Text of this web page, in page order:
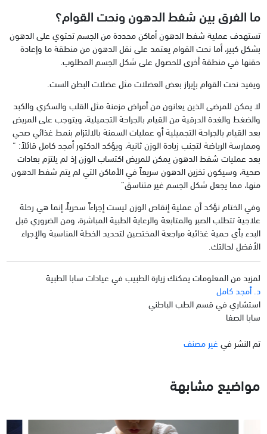
ما الفرق بين شفط الدهون ونحت القوام؟
تستهدف عملية شفط الدهون أماكن محددة من الجسم تحتوي على الدهون
بشكل كبير، أما نحت القوام يعتمد على نقل الدهون من منطقة ما وإعادة
حقنها في منطقة أخرى للحصول على شكل الجسم المطلوب.
ويفيد نحت القوام بإبراز بعض العضلات مثل عضلات البطن الست.
لا يمكن للمرضى الذين يعانون من أمراض مزمنة مثل القلب والسكري والكبد
والضغط والغدة الدرقية من القيام بالجراحة التجميلية، ويتوجب على المريض
بعد القيام بالجراحة التجميلية أو عمليات السمنة بالالتزام بنمط غذائي صحي
وممارسة الرياضة لتجنب زيادة الوزن ثانية، ويؤكد الدكتور أمجد كامل قائلاً: ”
بعد عمليات شفط الدهون يمكن للمريض اكتساب الوزن إذ لم يلتزم بعادات
صحية، وسيكون تخزين الدهون سريعاً في الأماكن التي لم يتم شفط الدهون
منها، مما يجعل شكل الجسم غير متناسق”
وفي الختام نؤكد أن عملية إنقاص الوزن ليست إجراءاً سحرياً، إنما هي رحلة
علاجية تتطلب الصبر والمتابعة والرعاية الطبية المباشرة، ومن الضروري قبل
البدء بأي حمية غذائية مراجعة المختصين لتحديد الخطة المناسبة والإجراء
الأفضل لحالتك.
لمزيد من المعلومات يمكنك زيارة الطبيب في عيادات سابا الطبية
د. أمجد كامل
استشاري في قسم الطب الباطني
سابا الصفا
تم النشر في غير مصنف
مواضيع مشابهة